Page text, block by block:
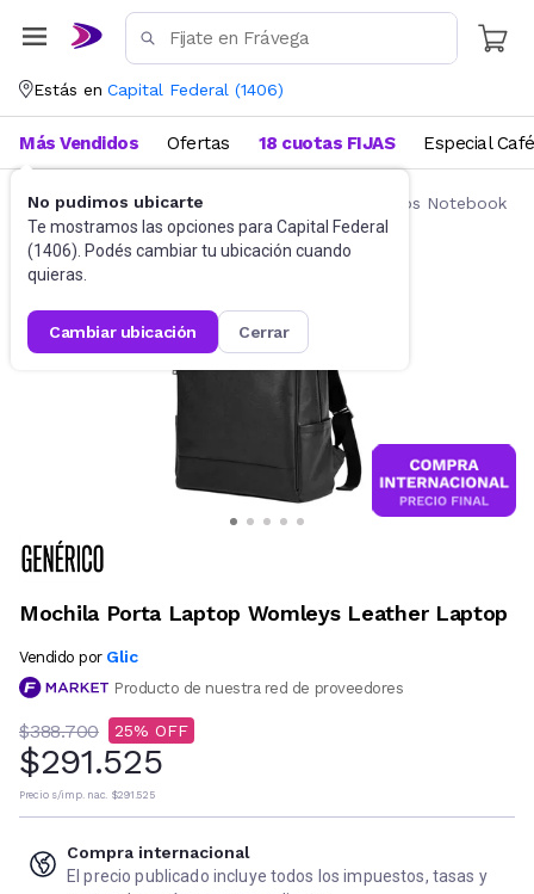
Estás en Capital Federal (1406)
No pudimos ubicarte
Te mostramos las opciones para Capital Federal
(1406). Podés cambiar tu ubicación cuando
quieras.
cambiar ubicación cerrar
Más Vendidos Ofertas 18 cuotas FIJAS Especial Café
Accesorios de Informática Mochilas y Bolsos Notebook
Mochila Porta Laptop Womleys Leather Laptop
Vendido por Glic
Producto de nuestra red de proveedores
$388.700 25
$291.525
Precio s/imp. nac. $291.525
Compra internacional
El precio publicado incluye todos los impuestos, tasas y